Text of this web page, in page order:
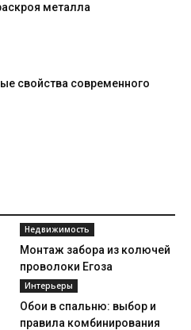
металла
свойства современного
Недвижимость
Монтаж забора из колючей
проволоки Егоза
Интерьеры
Обои в спальню: выбор и
правила комбинирования